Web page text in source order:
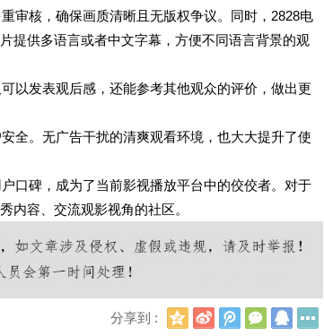
审核，确保画质清晰且无版权争议。同时，2828电
提供多语言或者中文字幕，方便不同语言背景的观
以发表观后感，还能参考其他观众的评价，做出更
全。无广告干扰的清爽观看环境，也大大提升了使
口碑，成为了当前影视播放平台中的佼佼者。对于
内容、交流观影视角的社区。
分享到 :
Q
新
浪
腾
讯
微
信
Q